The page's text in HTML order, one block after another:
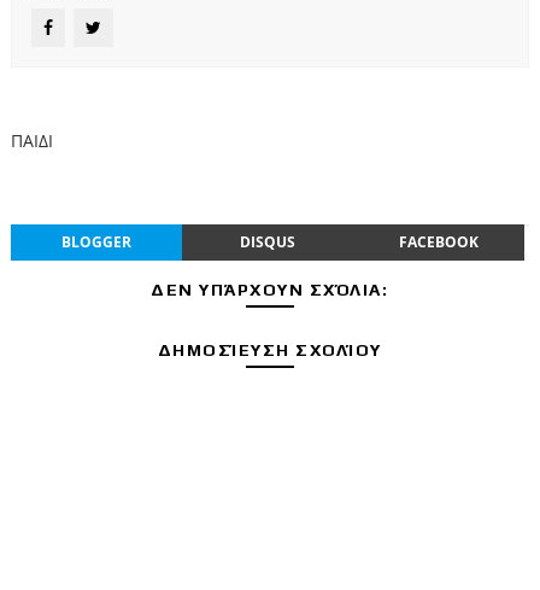
ΠΑΙΔΙ
BLOGGER DISQUS FACEBOOK
ΔΕΝ ΥΠΆΡΧΟΥΝ ΣΧΌΛΙΑ:
ΔΗΜΟΣΊΕΥΣΗ ΣΧΟΛΊΟΥ